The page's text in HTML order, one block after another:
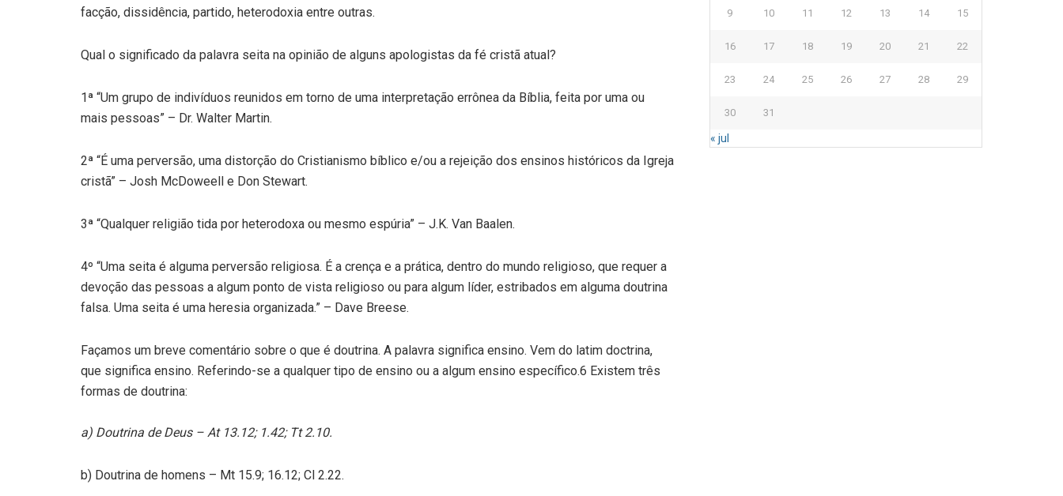
facção, dissidência, partido, heterodoxia entre outras.
Qual o significado da palavra seita na opinião de alguns apologistas da fé cristã atual?
1ª “Um grupo de indivíduos reunidos em torno de uma interpretação errônea da Bíblia, feita por uma ou
mais pessoas” – Dr. Walter Martin.
2ª “É uma perversão, uma distorção do Cristianismo bíblico e/ou a rejeição dos ensinos históricos da Igreja
cristã” – Josh McDoweell e Don Stewart.
3ª “Qualquer religião tida por heterodoxa ou mesmo espúria” – J.K. Van Baalen.
4º “Uma seita é alguma perversão religiosa. É a crença e a prática, dentro do mundo religioso, que requer a
devoção das pessoas a algum ponto de vista religioso ou para algum líder, estribados em alguma doutrina
falsa. Uma seita é uma heresia organizada.” – Dave Breese.
Façamos um breve comentário sobre o que é doutrina. A palavra significa ensino. Vem do latim doctrina,
que significa ensino. Referindo-se a qualquer tipo de ensino ou a algum ensino específico.6 Existem três
formas de doutrina:
a) Doutrina de Deus – At 13.12; 1.42; Tt 2.10.
b) Doutrina de homens – Mt 15.9; 16.12; Cl 2.22.
9 10 11 12 13 14 15
16 17 18 19 20 21 22
23 24 25 26 27 28 29
30 31
« jul